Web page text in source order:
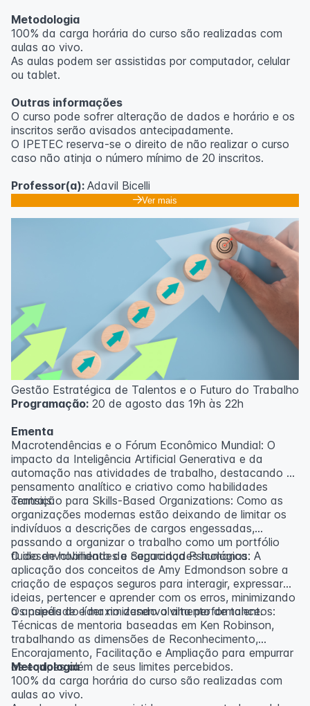
Metodologia
100% da carga horária do curso são realizadas com
aulas ao vivo.
As aulas podem ser assistidas por computador, celular
ou tablet.
Outras informações
O curso pode sofrer alteração de dados e horário e os
inscritos serão avisados ​​antecipadamente.
O IPETEC reserva-se o direito de não realizar o curso
caso não atinja o número mínimo de 20 inscritos.
Professor(a): Adavil Bicelli
Ver mais
Gestão Estratégica de Talentos e o Futuro do Trabalho
Programação: 20 de agosto das 19h às 22h
Ementa
Macrotendências e o Fórum Econômico Mundial: O
impacto da Inteligência Artificial Generativa e da
automação nas atividades de trabalho, destacando o
pensamento analítico e criativo como habilidades
centrais.
Transição para Skills-Based Organizations: Como as
organizações modernas estão deixando de limitar os
indivíduos a descrições de cargos engessadas,
passando a organizar o trabalho como um portfólio
fluido de habilidades e capacidades humanas.
O desenvolvimento da Segurança Psicológica: A
aplicação dos conceitos de Amy Edmondson sobre a
criação de espaços seguros para interagir, expressar
ideias, pertencer e aprender com os erros, minimizando
a ansiedade e maximizando a alta performance.
Os papéis do líder no desenvolvimento de talentos:
Técnicas de mentoria baseadas em Ken Robinson,
trabalhando as dimensões de Reconhecimento,
Encorajamento, Facilitação e Ampliação para empurrar
as equipes além de seus limites percebidos.
Metodologia
100% da carga horária do curso são realizadas com
aulas ao vivo.